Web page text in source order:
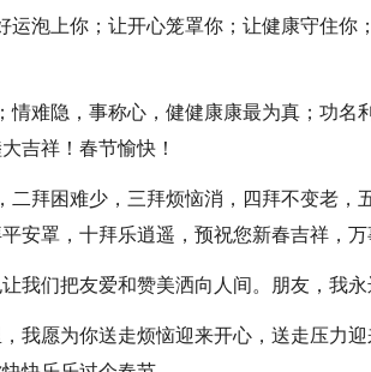
运泡上你；让开心笼罩你；让健康守住你
情难隐，事称心，健健康康最为真；功名
吉祥！春节愉快！
二拜困难少，三拜烦恼消，四拜不变老，
安罩，十拜乐逍遥，预祝您新春吉祥，万
我们把友爱和赞美洒向人间。朋友，我永
我愿为你送走烦恼迎来开心，送走压力